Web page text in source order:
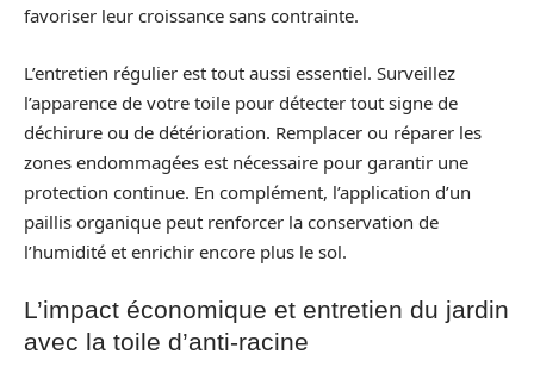
favoriser leur croissance sans contrainte.
L’entretien régulier est tout aussi essentiel. Surveillez
l’apparence de votre toile pour détecter tout signe de
déchirure ou de détérioration. Remplacer ou réparer les
zones endommagées est nécessaire pour garantir une
protection continue. En complément, l’application d’un
paillis organique peut renforcer la conservation de
l’humidité et enrichir encore plus le sol.
L’impact économique et entretien du jardin
avec la toile d’anti-racine